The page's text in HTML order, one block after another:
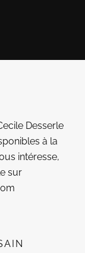
Desserle
à la
intéresse,
sur